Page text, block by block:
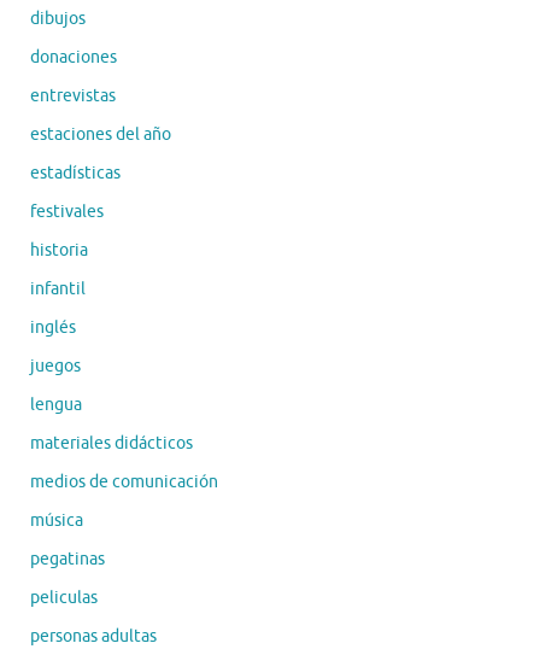
dibujos
donaciones
entrevistas
estaciones del año
estadísticas
festivales
historia
infantil
inglés
juegos
lengua
materiales didácticos
medios de comunicación
música
pegatinas
peliculas
personas adultas